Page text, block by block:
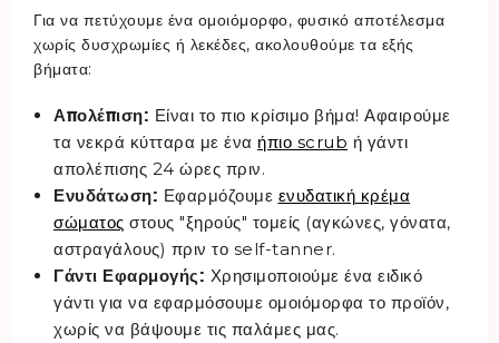
Για να πετύχουμε ένα ομοιόμορφο, φυσικό αποτέλεσμα
χωρίς δυσχρωμίες ή λεκέδες, ακολουθούμε τα εξής
βήματα:
Απολέπιση: Είναι το πιο κρίσιμο βήμα! Αφαιρούμε
τα νεκρά κύτταρα με ένα ήπιο scrub ή γάντι
απολέπισης 24 ώρες πριν.
Ενυδάτωση: Εφαρμόζουμε ενυδατική κρέμα
σώματος στους "ξηρούς" τομείς (αγκώνες, γόνατα,
αστραγάλους) πριν το self-tanner.
Γάντι Εφαρμογής: Χρησιμοποιούμε ένα ειδικό
γάντι για να εφαρμόσουμε ομοιόμορφα το προϊόν,
χωρίς να βάψουμε τις παλάμες μας.